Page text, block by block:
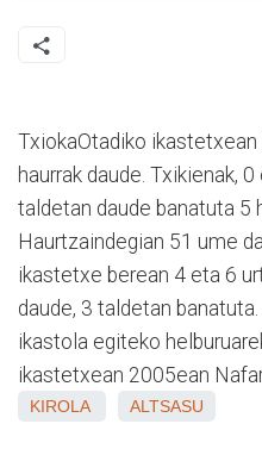
TxiokaOtadiko
haurrak daude. Txikienak,
taldetan daude banatuta 5
Haurtzaindegian 51 ume
ikastetxe berean 4 eta 6
daude, 3 taldetan
ikastola egiteko
ikastetxean 2005ean
KIROLA ALTSASU